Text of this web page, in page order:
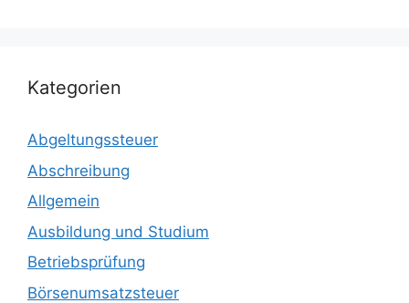
Kategorien
Abgeltungssteuer
Abschreibung
Allgemein
Ausbildung und Studium
Betriebsprüfung
Börsenumsatzsteuer